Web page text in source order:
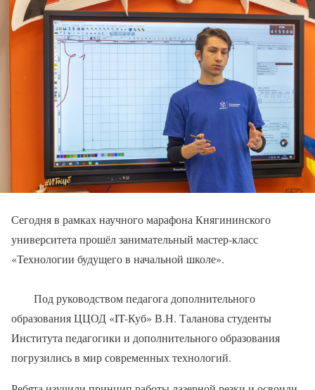
Сегодня в рамках научного марафона Княгининского
университета прошёл занимательный мастер-класс
«Технологии будущего в начальной школе».
Под руководством педагога дополнительного
образования ЦЦОД «IT-Куб» В.Н. Таланова студенты
Института педагогики и дополнительного образования
погрузились в мир современных технологий.